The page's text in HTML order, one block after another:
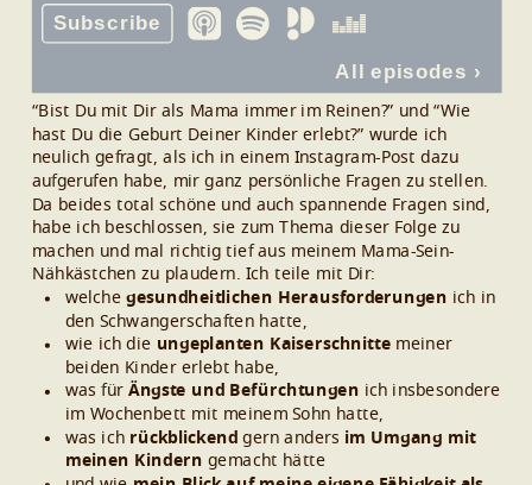
“Bist Du mit Dir als Mama immer im Reinen?” und “Wie
hast Du die Geburt Deiner Kinder erlebt?” wurde ich
neulich gefragt, als ich in einem Instagram-Post dazu
aufgerufen habe, mir ganz persönliche Fragen zu stellen.
Da beides total schöne und auch spannende Fragen sind,
habe ich beschlossen, sie zum Thema dieser Folge zu
machen und mal richtig tief aus meinem Mama-Sein-
Nähkästchen zu plaudern. Ich teile mit Dir:
welchegesundheitlichen Herausforderungen ich in
den Schwangerschaften hatte,
wie ich die ungeplanten Kaiserschnitte meiner
beiden Kinder erlebt habe,
was für Ängste und Befürchtungen ich insbesondere
im Wochenbett mit meinem Sohn hatte,
was ich rückblickendgern anders im Umgang mit
meinen Kindern gemacht hätte